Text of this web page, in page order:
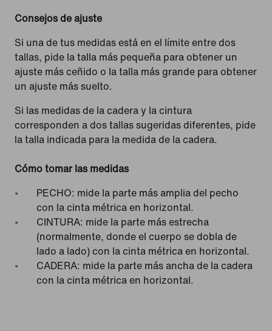
Consejos de ajuste
Si una de tus medidas está en el límite entre dos
tallas, pide la talla más pequeña para obtener un
ajuste más ceñido o la talla más grande para obtener
un ajuste más suelto.
Si las medidas de la cadera y la cintura
corresponden a dos tallas sugeridas diferentes, pide
la talla indicada para la medida de la cadera.
Cómo tomar las medidas
PECHO: mide la parte más amplia del pecho
con la cinta métrica en horizontal.
CINTURA: mide la parte más estrecha
(normalmente, donde el cuerpo se dobla de
lado a lado) con la cinta métrica en horizontal.
CADERA: mide la parte más ancha de la cadera
con la cinta métrica en horizontal.